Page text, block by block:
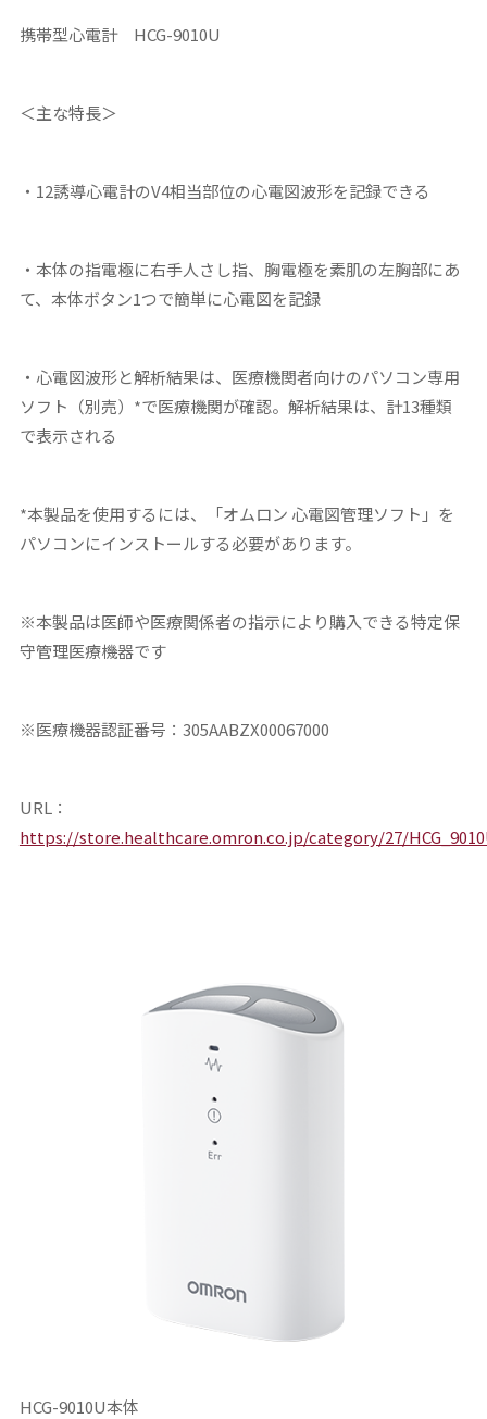
携帯型心電計 HCG-9010U
＜主な特長＞
・12誘導心電計のV4相当部位の心電図波形を記録できる
・本体の指電極に右手人さし指、胸電極を素肌の左胸部にあ
て、本体ボタン1つで簡単に心電図を記録
・心電図波形と解析結果は、医療機関者向けのパソコン専用
ソフト（別売）*で医療機関が確認。解析結果は、計13種類
で表示される
*本製品を使用するには、「オムロン 心電図管理ソフト」を
パソコンにインストールする必要があります。
※本製品は医師や医療関係者の指示により購入できる特定保
守管理医療機器です
※医療機器認証番号：305AABZX00067000
URL：
https://store.healthcare.omron.co.jp/category/27/
HCG-9010U本体